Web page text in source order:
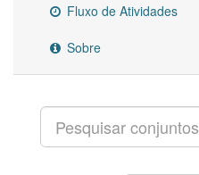
Fluxo de Atividades
Sobre